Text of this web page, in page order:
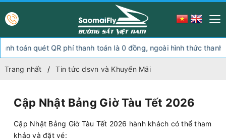
QR phí thanh toán là 0 đồng, ngoài hình thức thanh toán
Trang nhất Tin tức dsvn và Khuyến Mãi
Cập Nhật Bảng Giờ Tàu Tết 2026
Cập Nhật Bảng Giờ Tàu Tết 2026 hành khách có thể tham
khảo và đặt vé: